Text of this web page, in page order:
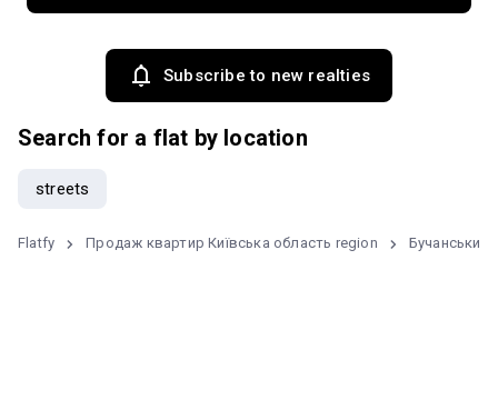
Subscribe to new realties
Search for a flat by location
streets
Flatfy Продаж квартир Київська область region Бучанський